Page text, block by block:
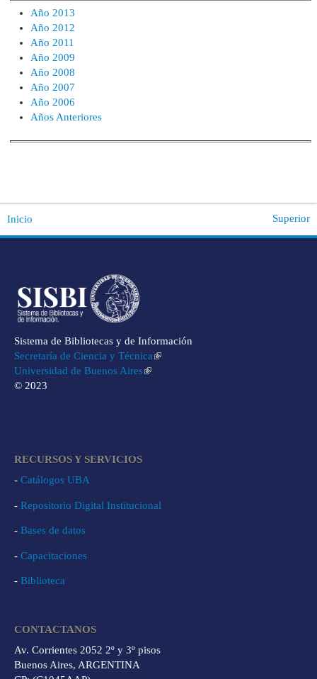
Año 2013
Año 2012
Año 2011
Año 2009
Año 2008
Año 2007
Año 2006
Años Anteriores
Inicio Superior
Sistema de Bibliotecas y de Información
Secretaría de Ciencia y Técnica
Universidad de Buenos Aires
© 2023
RECURSOS Y SERVICIOS
- Catálogos UBA
- Repositorio Digital Institucional
- Bases de datos
- Capacitaciones
- Biblioteca
CONTACTANOS
Av. Corrientes 2052 2º y 3º pisos
Buenos Aires, ARGENTINA